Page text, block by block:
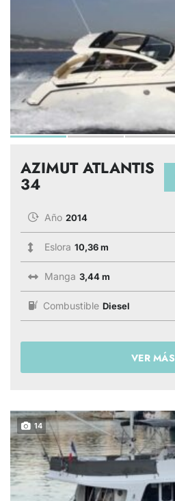
AZIMUT ATLANTIS
34
Año 2014
Eslora 10,36 m
Manga 3,44 m
Combustible Diesel
VER MÁS
14